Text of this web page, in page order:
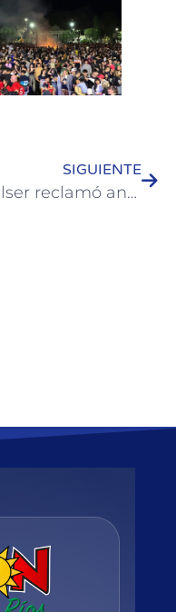
SIGUIENTE
Walser reclamó ante medios de Uruguay ser escuchado por el presidente Orsi